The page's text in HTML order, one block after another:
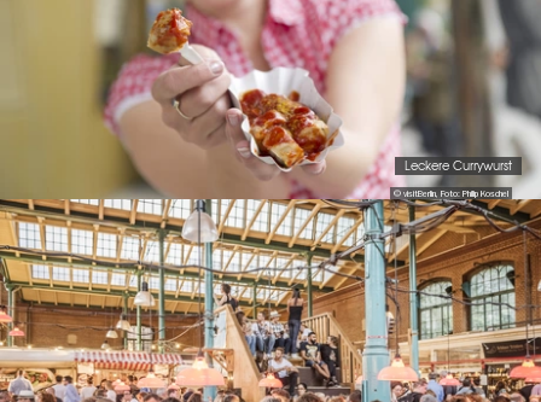
© visitBerlin, Foto: Philip Koschel
Leckere Currywurst